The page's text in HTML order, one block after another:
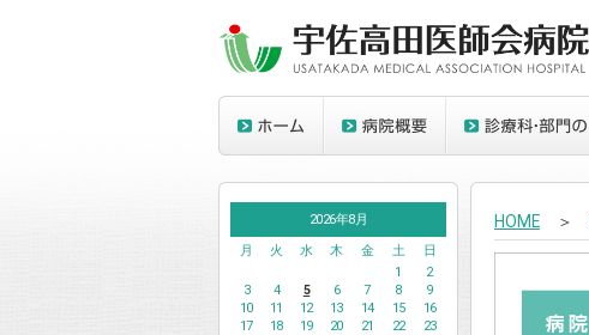
2026年8月
月
火 水 木 金 土
日
1
2
3
4 5 6 7 8
9
10
11 12 13 14 15
16
17
18 19 20 21 22
23
HOME ＞